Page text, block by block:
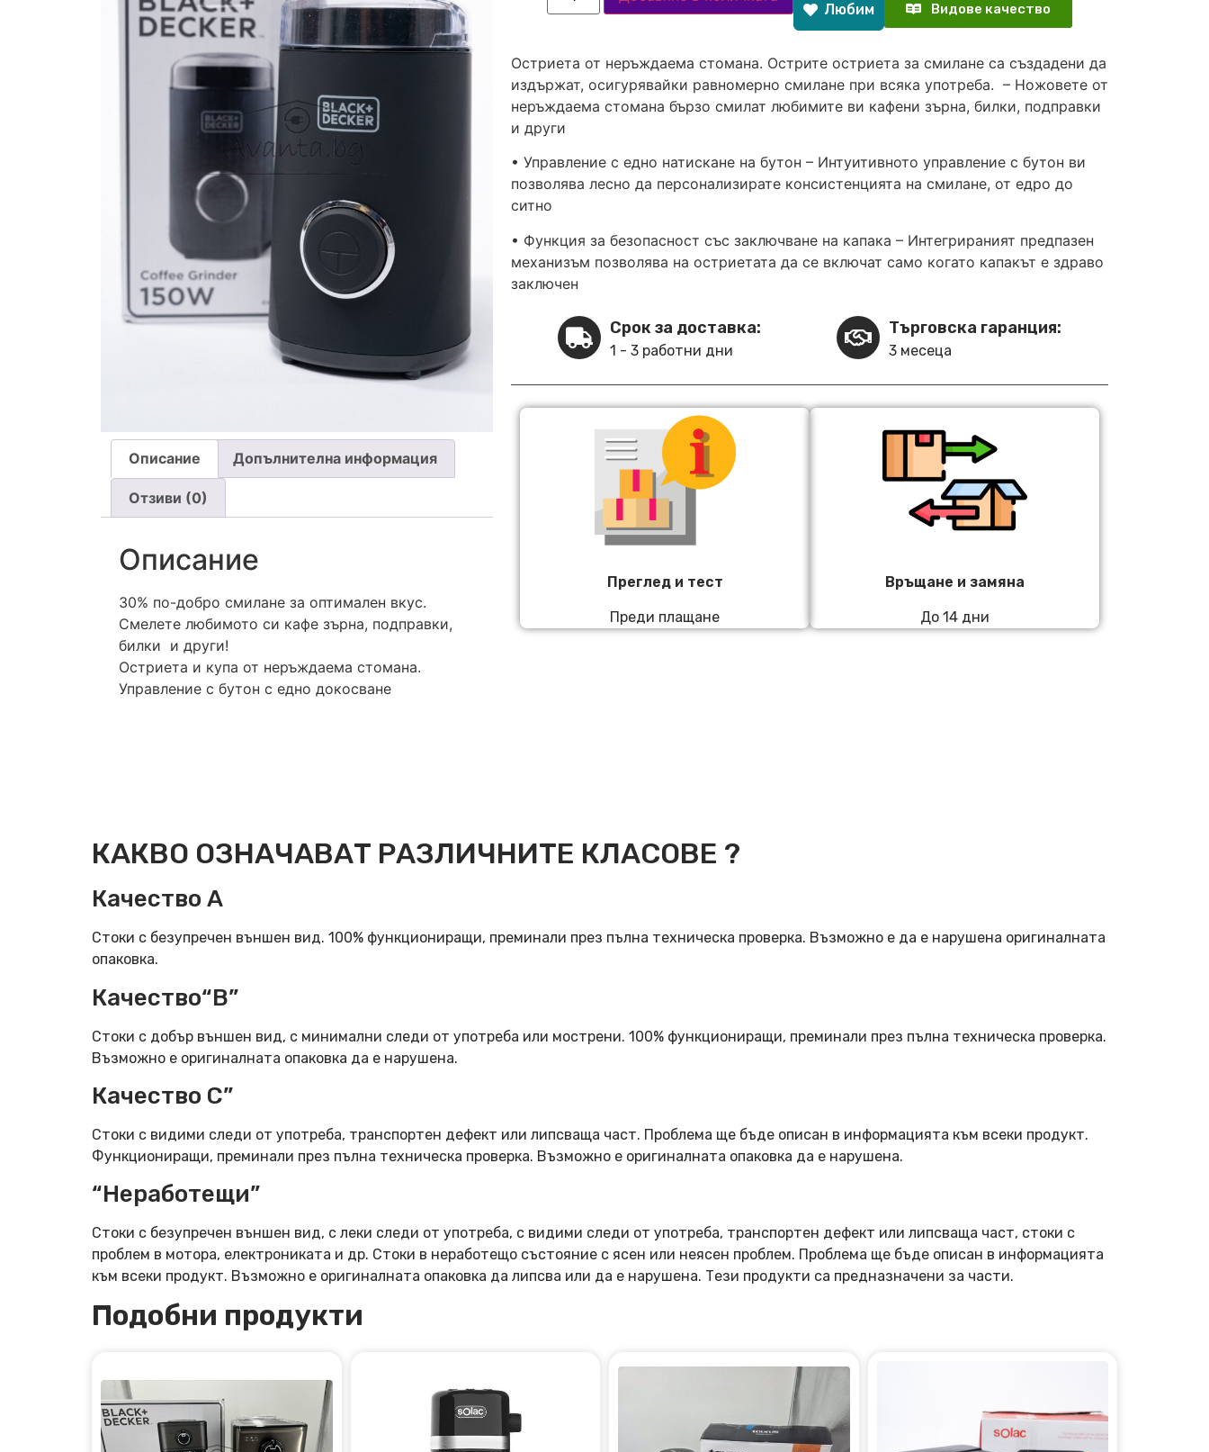
Описание Допълнителна информация
Отзиви (0)
Описание
30% по-добро смилане за оптимален вкус.
Смелете любимото си кафе зърна, подправки,
билки и други!
Остриета и купа от неръждаема стомана.
Управление с бутон с едно докосванe
Любим Видове качество
Остриета от неръждаема стомана. Острите остриета за смилане са създадени да
издържат, осигурявайки равномерно смилане при всяка употреба. – Ножовете от
неръждаема стомана бързо смилат любимите ви кафени зърна, билки, подправки
и други
• Управление с едно натискане на бутон – Интуитивното управление с бутон ви
позволява лесно да персонализирате консистенцията на смилане, от едро до
ситно
• Функция за безопасност със заключване на капака – Интегрираният предпазен
механизъм позволява на остриетата да се включат само когато капакът е здраво
заключен
Срок за доставка:
1 - 3 работни дни
Търговска гаранция:
3 месеца
Преглед и тест
Преди плащане
Връщане и замяна
До 14 дни
КАКВО ОЗНАЧАВАТ РАЗЛИЧНИТЕ КЛАСОВЕ ?
Качество А
Стоки с безупречен външен вид. 100% функциониращи, преминали през пълна техническа проверка. Възможно е да е нарушена оригиналната
опаковка.
Качество“B”
Стоки с добър външен вид, с минимални следи от употреба или мострени. 100% функциониращи, преминали през пълна техническа проверка.
Възможно е оригиналната опаковка да е нарушена.
Качество C”
Стоки с видими следи от употреба, транспортен дефект или липсваща част. Проблема ще бъде описан в информацията към всеки продукт.
Функциониращи, преминали през пълна техническа проверка. Възможно е оригиналната опаковка да е нарушена.
“Неработещи”
Стоки с безупречен външен вид, с леки следи от употреба, с видими следи от употреба, транспортен дефект или липсваща част, стоки с
проблем в мотора, електрониката и др. Стоки в неработещо състояние с ясен или неясен проблем. Проблема ще бъде описан в информацията
към всеки продукт. Възможно е оригиналната опаковка да липсва или да е нарушена. Тези продукти са предназначени за части.
Подобни продукти